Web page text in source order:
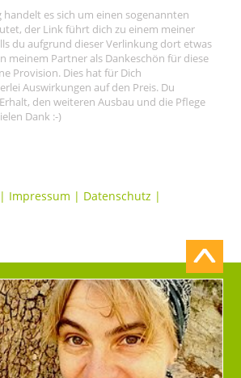
es sich um einen sogenannten
der Link führt dich zu einem meiner
du aufgrund dieser Verlinkung dort etwas
meinem Partner als Dankeschön für diese
Provision. Dies hat für Dich
Auswirkungen auf den Preis. Du
den weiteren Ausbau und die Pflege
Dank :-)
| Impressum | Datenschutz |